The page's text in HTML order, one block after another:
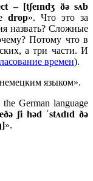
– [tʃeɪndʒ ðə sʌb
drop». Что это за
назвать? Сложные
Потому что в
а три части. И
времен).
языком».
German language
ʃi həd ˈstʌdɪd ðə
».